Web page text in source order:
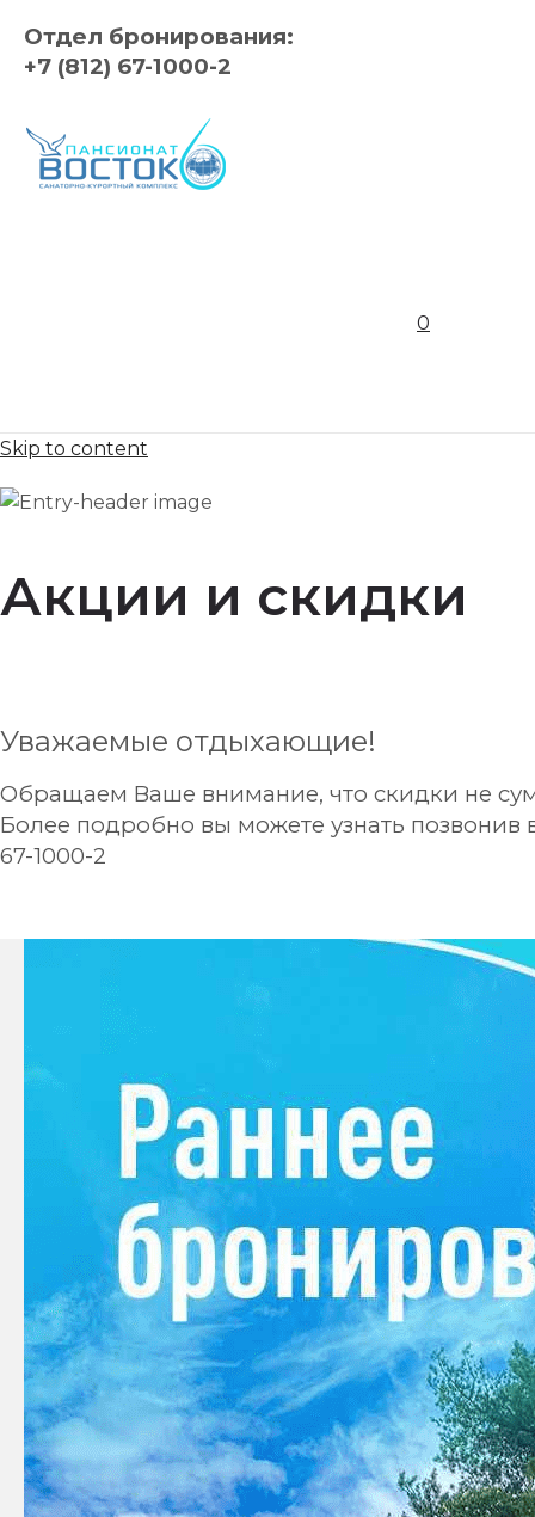
Отдел бронирования:
+7 (812) 67-1000-2
0
Skip to content
Акции и скидки
Уважаемые отдыхающие!
Обращаем Ваше внимание, что скидки не
Более подробно вы можете узнать позвонив
67-1000-2